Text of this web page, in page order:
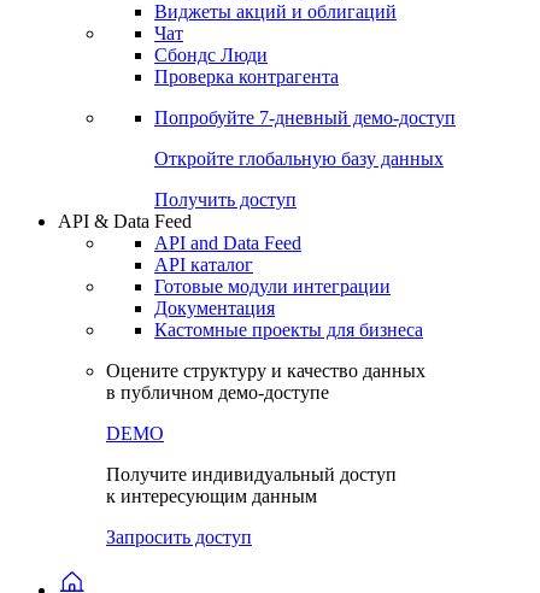
Надстройка XLS
Мобильное приложение Cbonds
Облигационный калькулятор
Сохраненные запросы
Чат
Проверка контрагента
Попробуйте7-дневный
Откройте глобальную базу данных
Получить доступ
API & Data Feed
API and Data Feed
Готовые модули интеграции
Документация
в публичном демо-доступе